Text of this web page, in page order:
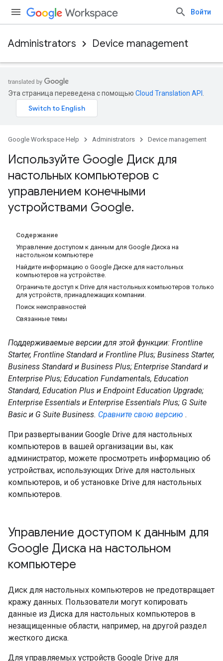
Войти
Administrators Device management
Эта страница переведена с помощью Cloud Translation API
Google Workspace Help Administrators Device management
Используйте Google Диск для
настольных компьютеров с
управлением конечными
устройствами Google.
Содержание
Управление доступом к данным для Google Диска на
настольном компьютере
Найдите информацию о Google Диске для настольных
компьютеров на устройстве.
Ограничьте доступ к Drive для настольных компьютеров только
для устройств, принадлежащих компании.
Поиск неисправностей
Связанные темы
Поддерживаемые версии для этой функции: Frontline
Starter, Frontline Standard и Frontline Plus; Business Starter,
Business Standard и Business Plus; Enterprise Standard и
Enterprise Plus; Education Fundamentals, Education
Standard, Education Plus и Endpoint Education Upgrade;
Enterprise Essentials и Enterprise Essentials Plus; G Suite
Basic и G Suite Business. Сравните свою версию .
При развертывании Google Drive для настольных
компьютеров в вашей организации вы, как
администратор, можете просмотреть информацию об
устройствах, использующих Drive для настольных
компьютеров, и об установке Drive для настольных
компьютеров.
Управление доступом к данным для
Google Диска на настольном
компьютере
Диск для настольных компьютеров не предотвращает
кражу данных. Пользователи могут копировать
данные из Диска для настольных компьютеров в
незащищенные области, например, на другой раздел
жесткого диска.
Для управляемых устройств Google Drive для